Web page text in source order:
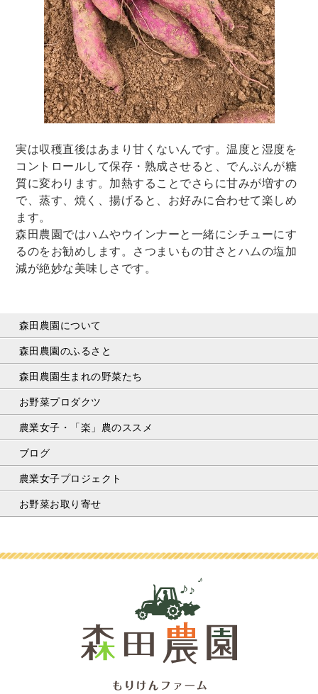
実は収穫直後はあまり甘くないんです。温度と湿度を
コントロールして保存・熟成させると、でんぷんが糖
質に変わります。加熱することでさらに甘みが増すの
で、蒸す、焼く、揚げると、お好みに合わせて楽しめ
ます。
森田農園ではハムやウインナーと一緒にシチューにす
るのをお勧めします。さつまいもの甘さとハムの塩加
減が絶妙な美味しさです。
森田農園について
森田農園のふるさと
森田農園生まれの野菜たち
お野菜プロダクツ
農業女子・「楽」農のススメ
ブログ
農業女子プロジェクト
お野菜お取り寄せ